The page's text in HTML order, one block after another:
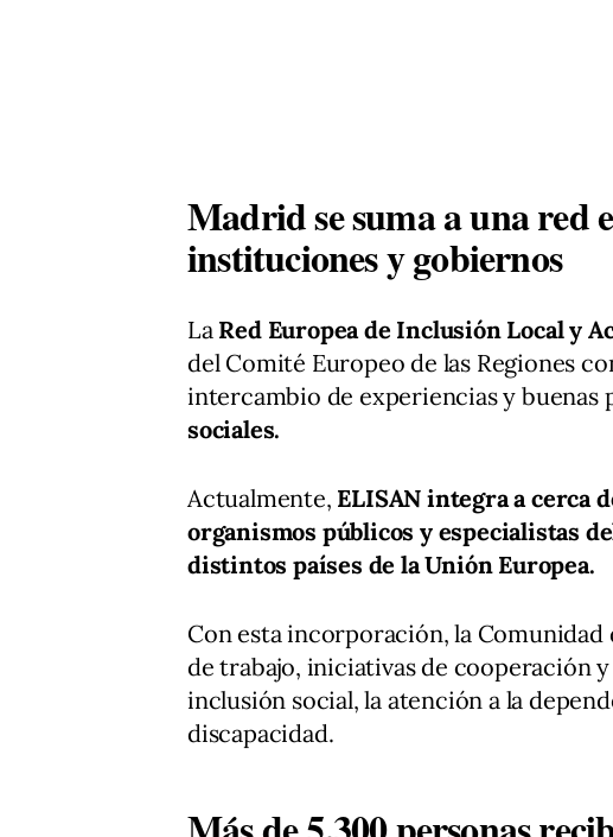
Madrid se suma a una red
instituciones y gobiernos
La Red Europea de Inclusión Local y
del Comité Europeo de las Regiones
intercambio de experiencias y buenas
sociales.
Actualmente, ELISAN integra a cerca
organismos públicos y especialistas
distintos países de la Unión Europea.
Con esta incorporación, la
de trabajo, iniciativas de cooperación
inclusión social, la atención a la
discapacidad.